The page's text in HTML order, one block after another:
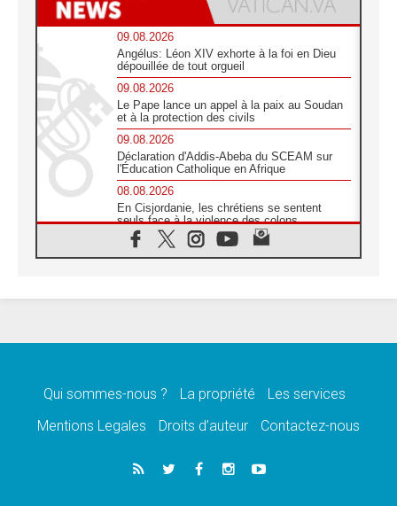
09.08.2026
Angélus: Léon XIV exhorte à la foi en Dieu
dépouillée de tout orgueil
09.08.2026
Le Pape lance un appel à la paix au Soudan
et à la protection des civils
09.08.2026
Déclaration d'Addis-Abeba du SCEAM sur
l'Éducation Catholique en Afrique
08.08.2026
En Cisjordanie, les chrétiens se sentent
seuls face à la violence des colons
08.08.2026
Léon XIV au sanctuaire de Notre Dame du
08.08.2026
08.08.2026
catholiques
Au Bangladesh, l'Église accompagne les
Dalits sur le chemin de la dignité
Qui sommes-nous ? La propriété
Les services
Mentions Legales
Droits d’auteur Contactez-nous